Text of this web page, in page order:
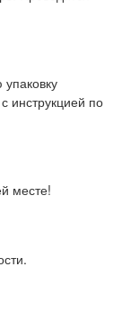
инструкцией по
месте!